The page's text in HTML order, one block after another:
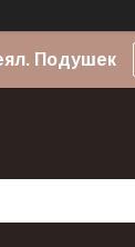
Подушек